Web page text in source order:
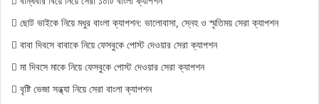
ছোট ভাইকে নিয়ে মধুর বাংলা ক্যাপশন: ভালোবাসা, স্নেহ ও স্মৃতিময় সেরা ক্যাপশন
বাবা দিবসে বাবাকে নিয়ে ফেসবুকে পোস্ট দেওয়ার সেরা ক্যাপশন
মা দিবসে মাকে নিয়ে ফেসবুকে পোস্ট দেওয়ার সেরা ক্যাপশন
বৃষ্টি ভেজা সন্ধ্যা নিয়ে সেরা বাংলা ক্যাপশন